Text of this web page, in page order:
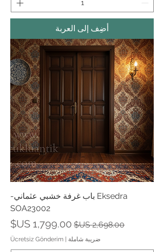
أضِف إلى العربة
Eksedra باب غرفة خشبي عثماني-
SOA23002
سعر عادي سعر البيع
ضريبة شاملة |
Ücretsiz Gönderim